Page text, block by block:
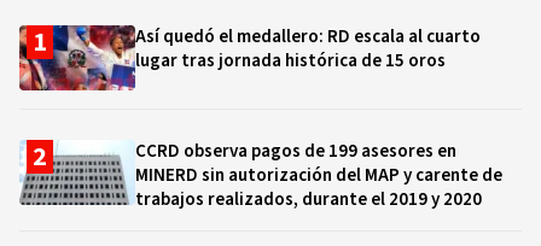
Así quedó el medallero: RD escala al cuarto
lugar tras jornada histórica de 15 oros
CCRD observa pagos de 199 asesores en
MINERD sin autorización del MAP y carente de
trabajos realizados, durante el 2019 y 2020